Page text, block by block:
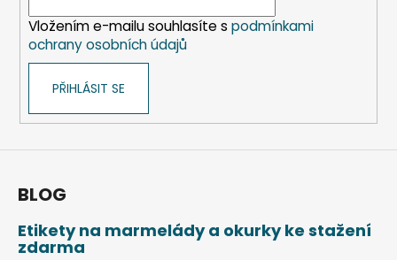
e
n
a
í
?
Vložením e-mailu souhlasíte s podmínkami
ochrany osobních údajů
PŘIHLÁSIT SE
BLOG
Etikety na marmelády a okurky ke stažení
zdarma